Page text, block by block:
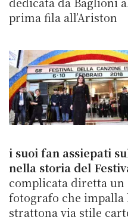
prima fila all’Ariston
i suoi fan assiepati
nella storia del
complicata diretta un
fotografo che impalla
strattona via stile